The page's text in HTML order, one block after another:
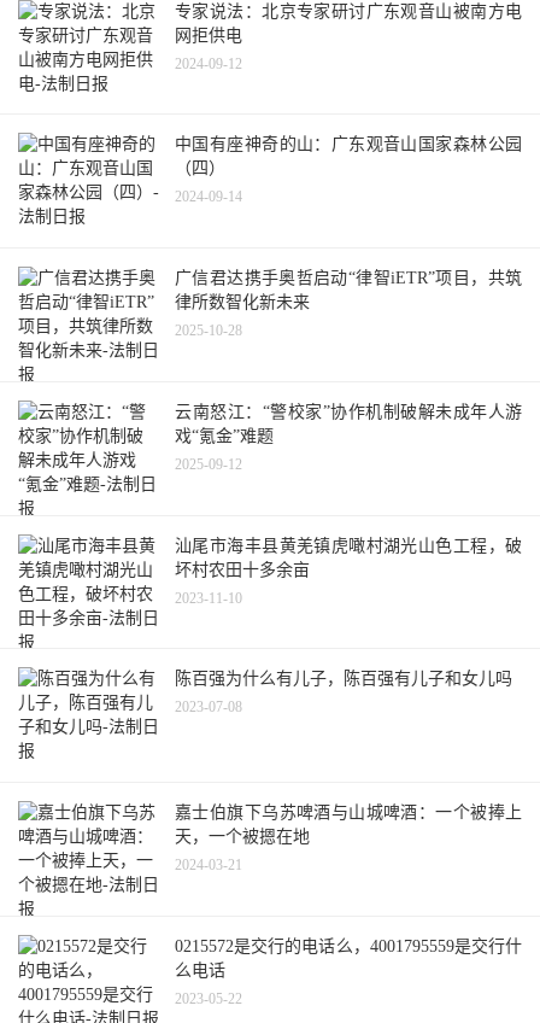
专家说法：北京专家研讨广东观音山被南方电
网拒供电
2024-09-12
中国有座神奇的山：广东观音山国家森林公园
（四）
2024-09-14
广信君达携手奥哲启动“律智iETR”项目，共筑
律所数智化新未来
2025-10-28
云南怒江：“警校家”协作机制破解未成年人游
戏“氪金”难题
2025-09-12
汕尾市海丰县黄羌镇虎噉村湖光山色工程，破
坏村农田十多余亩
2023-11-10
陈百强为什么有儿子，陈百强有儿子和女儿吗
2023-07-08
嘉士伯旗下乌苏啤酒与山城啤酒：一个被捧上
天，一个被摁在地
2024-03-21
0215572是交行的电话么，4001795559是交行什
么电话
2023-05-22